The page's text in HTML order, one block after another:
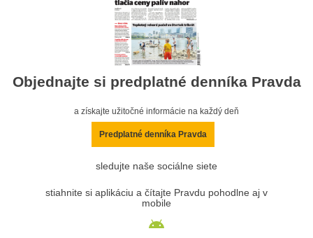
Objednajte si predplatné denníka Pravda
a získajte užitočné informácie na každý deň
Predplatné denníka Pravda
sledujte naše sociálne siete
stiahnite si aplikáciu a čítajte Pravdu pohodlne aj v
mobile